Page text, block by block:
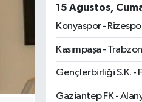
15 Ağustos,
Konyaspor -
Kasımpaşa -
Gençlerbirliği S.K. -
Gaziantep FK -